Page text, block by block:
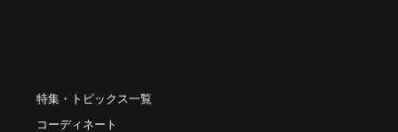
特集・トピックス一覧
コーディネート